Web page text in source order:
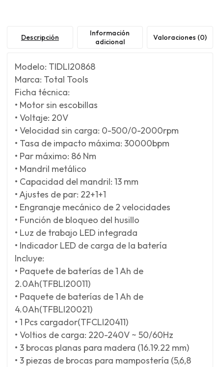
Descripción
Información
adicional
Valoraciones (0)
Modelo: TIDLI20868
Marca: Total Tools
Ficha técnica:
• Motor sin escobillas
• Voltaje: 20V
• Velocidad sin carga: 0-500/0-2000rpm
• Tasa de impacto máxima: 30000bpm
• Par máximo: 86 Nm
• Mandril metálico
• Capacidad del mandril: 13 mm
• Ajustes de par: 22+1+1
• Engranaje mecánico de 2 velocidades
• Función de bloqueo del husillo
• Luz de trabajo LED integrada
• Indicador LED de carga de la batería
Incluye:
• Paquete de baterías de 1 Ah de
2.0Ah(TFBLI20011)
• Paquete de baterías de 1 Ah de
4.0Ah(TFBLI20021)
• 1 Pcs cargador(TFCLI20411)
• Voltios de carga: 220-240V ~ 50/60Hz
• 3 brocas planas para madera (16.19.22 mm)
• 3 piezas de brocas para mampostería (5,6,8